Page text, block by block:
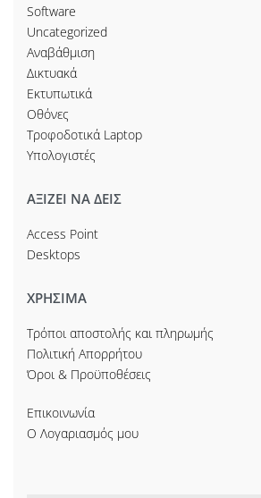
Software
Uncategorized
Αναβάθμιση
Δικτυακά
Εκτυπωτικά
Οθόνες
Τροφοδοτικά Laptop
Υπολογιστές
ΑΞΙΖΕΙ ΝΑ ΔΕΙΣ
Access Point
Desktops
ΧΡΗΣΙΜΑ
Τρόποι αποστολής και πληρωμής
Πολιτική Απορρήτου
Όροι & Προϋποθέσεις
Επικοινωνία
Ο Λογαριασμός μου